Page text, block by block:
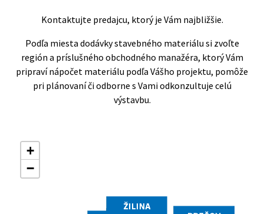
Kontaktujte predajcu, ktorý je Vám najbližšie.
Podľa miesta dodávky stavebného materiálu si zvoľte
región a príslušného obchodného manažéra, ktorý Vám
pripraví nápočet materiálu podľa Vášho projektu, pomôže
pri plánovaní či odborne s Vami odkonzultuje celú
výstavbu.
+
−